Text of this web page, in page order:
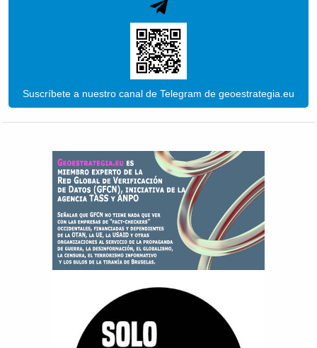
Suscríbete a nuestro canal de Telegram de geoestrategia.eu